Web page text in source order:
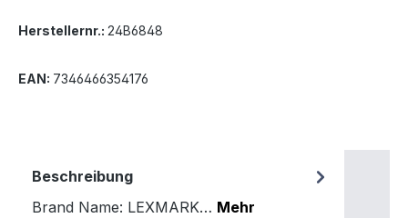
Herstellernr.: 24B6848
EAN: 7346466354176
Beschreibung
Brand Name: LEXMARK… Mehr